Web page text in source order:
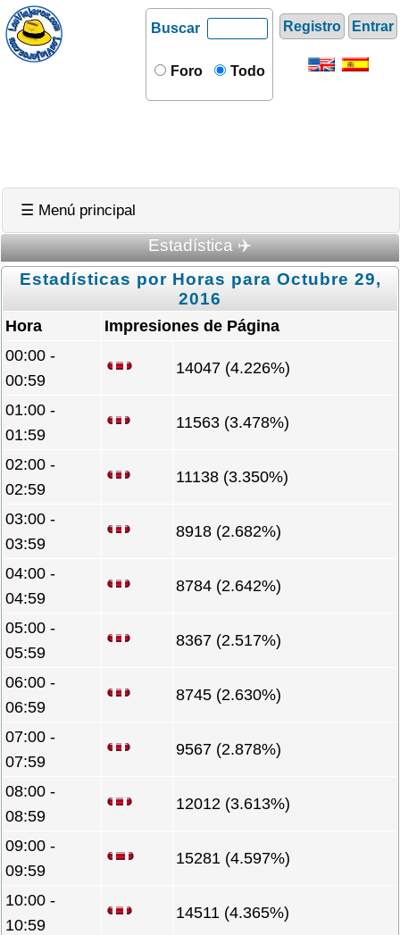
Registro Entrar
Buscar
Foro Todo
☰ Menú principal
Estadística ✈️
Estadísticas por Horas para Octubre 29,
2016
Hora
Impresiones de Página
00:00 -
00:59
14047 (4.226%)
01:00 -
01:59
11563 (3.478%)
02:00 -
02:59
11138 (3.350%)
03:00 -
03:59
8918 (2.682%)
04:00 -
04:59
8784 (2.642%)
05:00 -
05:59
8367 (2.517%)
06:00 -
06:59
8745 (2.630%)
07:00 -
07:59
9567 (2.878%)
08:00 -
08:59
12012 (3.613%)
09:00 -
09:59
15281 (4.597%)
10:00 -
10:59
14511 (4.365%)